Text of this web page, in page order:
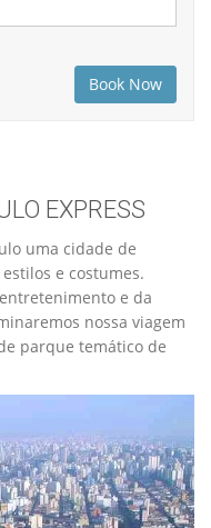
EXPRESS
uma cidade de
e costumes.
e da
nossa viagem
parque temático de